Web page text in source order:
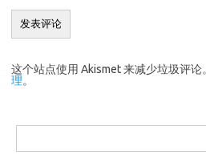
这个站点使用 Akismet 来减少垃圾评论。
理。
索：